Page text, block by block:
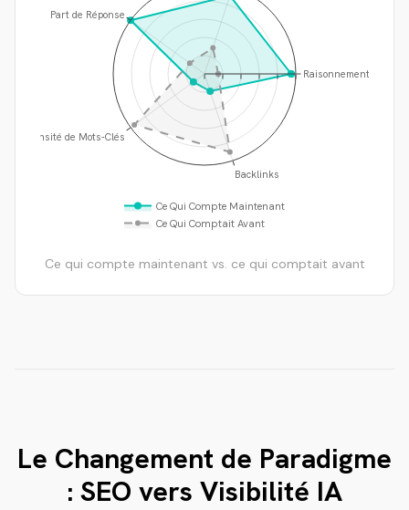
Raisonnement IA
Part de Réponse
Densité de Mots-Clés
Backlinks
Ce Qui Compte Maintenant
Ce Qui Comptait Avant
Ce qui compte maintenant vs. ce qui comptait avant
Le Changement de Paradigme
: SEO vers Visibilité IA